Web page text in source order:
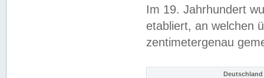
Im 19. Jahrhundert
etabliert, an welchen
zentimetergenau